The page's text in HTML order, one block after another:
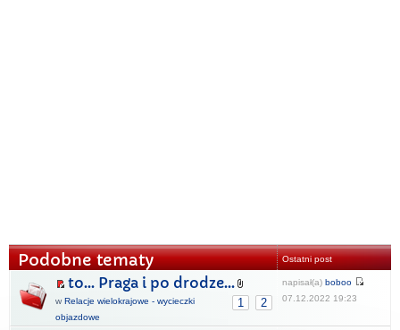
Podobne tematy Ostatni post
to... Praga i po drodze...
1 2
w Relacje wielokrajowe - wycieczki
objazdowe
napisał(a) boboo
07.12.2022 19:23